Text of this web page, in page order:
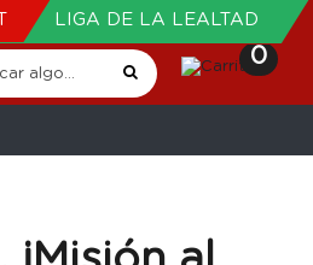
LIGA DE LA LEALTAD
0